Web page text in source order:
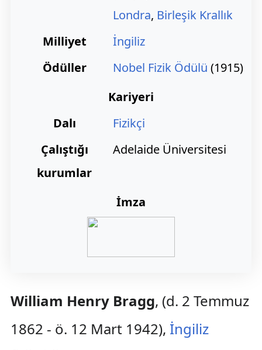
Londra, Birleşik Krallık
Milliyet
İngiliz
Ödüller
Nobel Fizik Ödülü (1915)
Kariyeri
Dalı
Fizikçi
Çalıştığı
kurumlar
Adelaide Üniversitesi
İmza
William Henry Bragg, (d. 2 Temmuz
1862 - ö. 12 Mart 1942), İngiliz